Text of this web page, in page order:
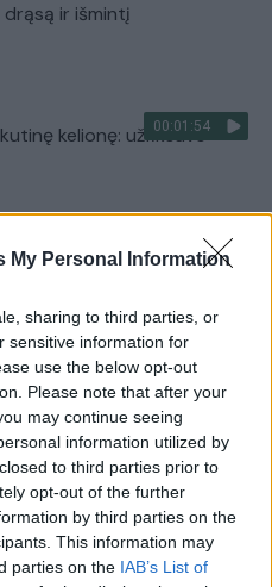
My Personal Information
sharing to third parties, or
sensitive information for
use the below opt-out
Please note that after your
may continue seeing
information utilized by
to third parties prior to
opt-out of the further
by third parties on the
This information may
parties on the IAB’s List of
ir išmintį
00:01:54
kelionę: užfiksavo
00:00:30
r.: dviejų moterų ir